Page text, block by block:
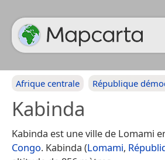
Afrique centrale République
Kabinda
Kabinda est une ville de Lomami
Congo. Kabinda (Lomami,